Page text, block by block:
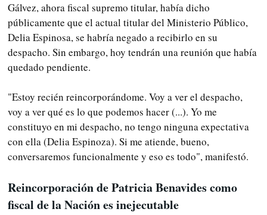
Gálvez, ahora fiscal supremo titular, había dicho
públicamente que el actual titular del Ministerio Público,
Delia Espinosa, se habría negado a recibirlo en su
despacho. Sin embargo, hoy tendrán una reunión que había
quedado pendiente.
"Estoy recién reincorporándome. Voy a ver el despacho,
voy a ver qué es lo que podemos hacer (...). Yo me
constituyo en mi despacho, no tengo ninguna expectativa
con ella (Delia Espinoza). Si me atiende, bueno,
conversaremos funcionalmente y eso es todo", manifestó.
Reincorporación de Patricia Benavides como
fiscal de la Nación es inejecutable